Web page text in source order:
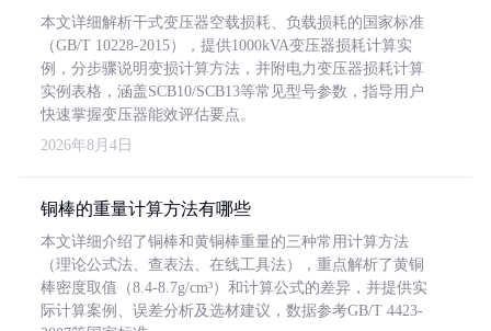
本文详细解析干式变压器空载损耗、负载损耗的国家标准
（GB/T 10228-2015），提供1000kVA变压器损耗计算实
例，分步骤说明变损计算方法，并附电力变压器损耗计算
实例表格，涵盖SCB10/SCB13等常见型号参数，指导用户
快速掌握变压器能效评估要点。
2026年8月4日
铜棒的重量计算方法有哪些
本文详细介绍了铜棒和黄铜棒重量的三种常用计算方法
（理论公式法、查表法、在线工具法），重点解析了黄铜
棒密度取值（8.4-8.7g/cm³）和计算公式的差异，并提供实
际计算案例、误差分析及选材建议，数据参考GB/T 4423-